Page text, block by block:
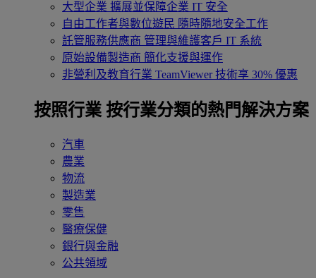
大型企業 擴展並保障企業 IT 安全
自由工作者與數位遊民 隨時隨地安全工作
託管服務供應商 管理與維護客戶 IT 系統
原始設備製造商 簡化支援與運作
非營利及教育行業 TeamViewer 技術享 30% 優惠
按照行業 按行業分類的熱門解決方案
汽車
農業
物流
製造業
零售
醫療保健
銀行與金融
公共領域